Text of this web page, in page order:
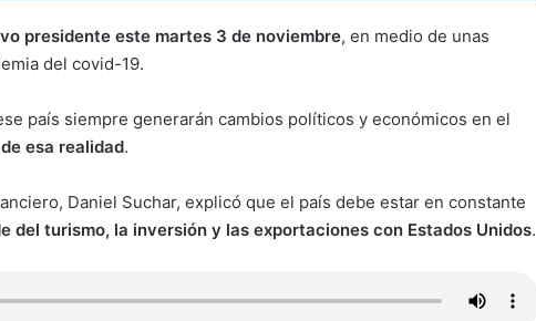
presidente este martes 3 de noviembre, en medio de unas
del covid-19.
país siempre generarán cambios políticos y económicos en el
esa realidad.
Daniel Suchar, explicó que el país debe estar en constante
del turismo, la inversión y las exportaciones con Estados Unidos.